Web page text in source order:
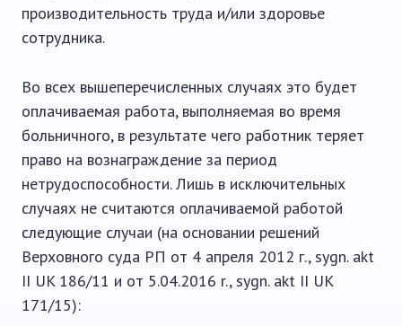
производительность труда и/или здоровье
сотрудника.
Во всех вышеперечисленных случаях это будет
оплачиваемая работа, выполняемая во время
больничного, в результате чего работник теряет
право на вознаграждение за период
нетрудоспособности. Лишь в исключительных
случаях не считаются оплачиваемой работой
следующие случаи (на основании решений
Верховного суда РП от 4 апреля 2012 г., sygn. akt
II UK 186/11 и от 5.04.2016 r., sygn. akt II UK
171/15):